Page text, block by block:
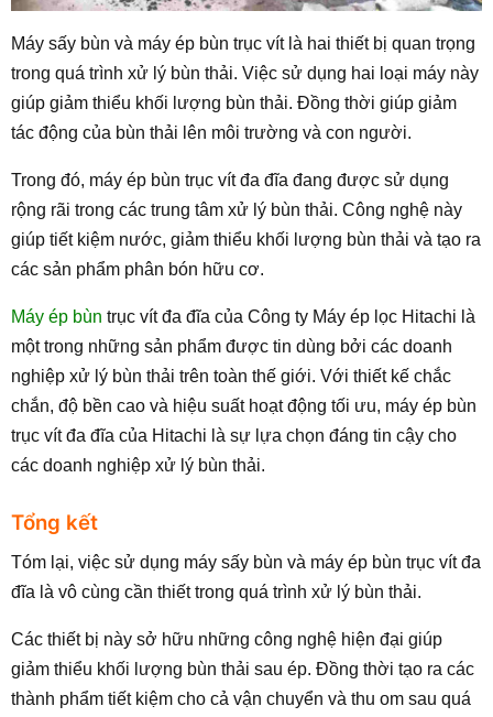
Máy sấy bùn và máy ép bùn trục vít là hai thiết bị quan trọng
trong quá trình xử lý bùn thải. Việc sử dụng hai loại máy này
giúp giảm thiểu khối lượng bùn thải. Đồng thời giúp giảm
tác động của bùn thải lên môi trường và con người.
Trong đó, máy ép bùn trục vít đa đĩa đang được sử dụng
rộng rãi trong các trung tâm xử lý bùn thải. Công nghệ này
giúp tiết kiệm nước, giảm thiểu khối lượng bùn thải và tạo ra
các sản phẩm phân bón hữu cơ.
Máy ép bùn trục vít đa đĩa của Công ty Máy ép lọc Hitachi là
một trong những sản phẩm được tin dùng bởi các doanh
nghiệp xử lý bùn thải trên toàn thế giới. Với thiết kế chắc
chắn, độ bền cao và hiệu suất hoạt động tối ưu, máy ép bùn
trục vít đa đĩa của Hitachi là sự lựa chọn đáng tin cậy cho
các doanh nghiệp xử lý bùn thải.
Tổng kết
Tóm lại, việc sử dụng máy sấy bùn và máy ép bùn trục vít đa
đĩa là vô cùng cần thiết trong quá trình xử lý bùn thải.
Các thiết bị này sở hữu những công nghệ hiện đại giúp
giảm thiểu khối lượng bùn thải sau ép. Đồng thời tạo ra các
thành phẩm tiết kiệm cho cả vận chuyển và thu om sau quá